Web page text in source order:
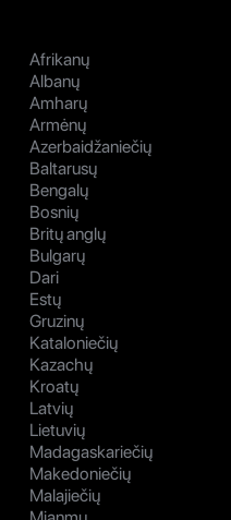
Afrikanų
Albanų
Amharų
Armėnų
Azerbaidžaniečių
Baltarusų
Bengalų
Bosnių
Britų anglų
Bulgarų
Dari
Estų
Gruzinų
Kataloniečių
Kazachų
Kroatų
Latvių
Lietuvių
Madagaskariečių
Makedoniečių
Malajiečių